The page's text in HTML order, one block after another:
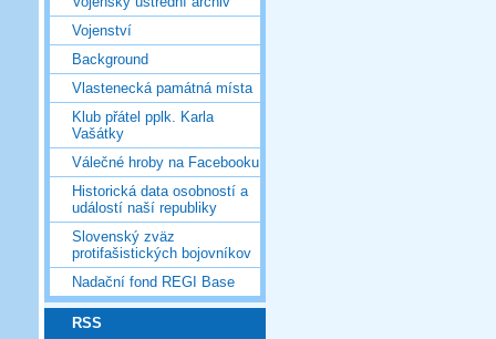
Vojenství
Background
Vlastenecká památná místa
Klub přátel pplk. Karla
Vašátky
Válečné hroby na Facebooku
Historická data osobností a
událostí naší republiky
Slovenský zväz
protifašistických bojovníkov
Nadační fond REGI Base
RSS